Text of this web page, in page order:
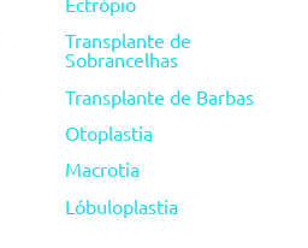
Transplante de
Sobrancelhas
Transplante de Barbas
Otoplastia
Macrotia
Lóbuloplastia